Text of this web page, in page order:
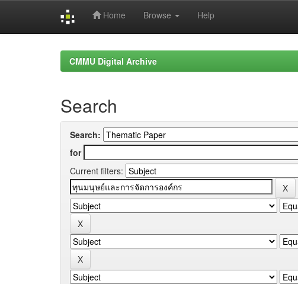
Home Browse Help
CMMU Digital Archive
Search
Search:
for
Current filters: